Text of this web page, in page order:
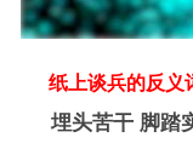
纸上谈兵的反义
埋头苦干 脚踏